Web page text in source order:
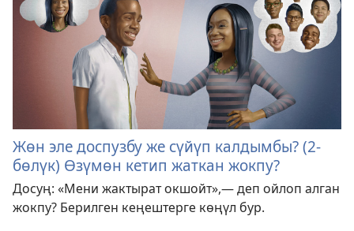
Жөн эле доспузбу же сүйүп калдымбы? (2-
бөлүк) Өзүмөн кетип жаткан жокпу?
Досуң: «Мени жактырат окшойт»,— деп ойлоп алган
жокпу? Берилген кеңештерге көңүл бур.